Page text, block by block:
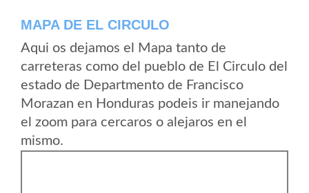
MAPA DE EL CIRCULO
Aqui os dejamos el Mapa tanto de
carreteras como del pueblo de El Circulo del
estado de Departmento de Francisco
Morazan en Honduras podeis ir manejando
el zoom para cercaros o alejaros en el
mismo.